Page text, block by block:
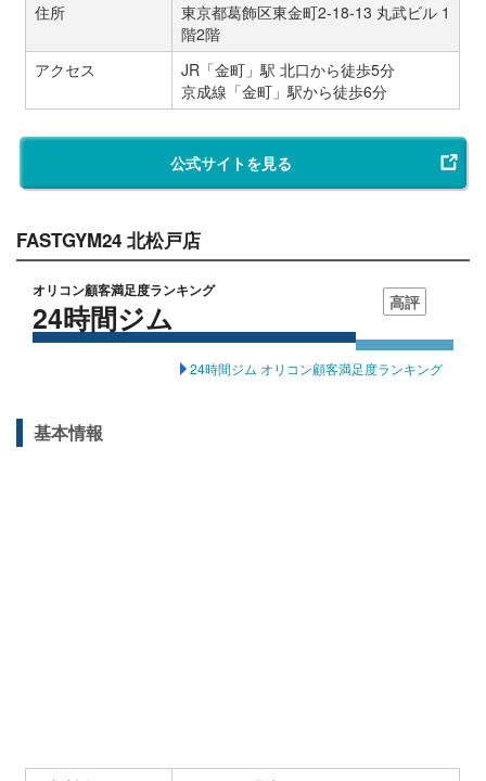
住所
東京都葛飾区東金町2-18-13 丸武ビル 1
階2階
アクセス
JR「金町」駅 北口から徒歩5分
京成線「金町」駅から徒歩6分
公式サイトを見る
FASTGYM24 北松戸店
オリコン顧客満足度ランキング
24時間ジム 高評
24時間ジム オリコン顧客満足度ランキング
基本情報